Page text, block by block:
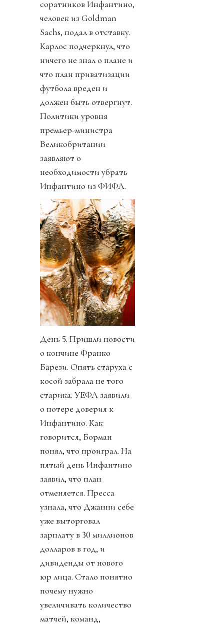
соратников Инфантино,
человек из Goldman
Sachs, подал в отставку.
Карлос подчеркнул, что
ничего не знал о плане и
что план приватизации
футбола вреден и
должен быть отвергнут.
Политики уровня
премьер-министра
Великобритании
заявляют о
необходимости убрать
Инфантино из ФИФА.
День 5. Пришли новости
о кончине Франко
Барези. Опять старуха с
косой забрала не того
старика. УЕФА заявили
о потере доверия к
Инфантино. Как
говорится, Борман
понял, что проиграл. На
пятый день Инфантино
заявил, что план
отменяется. Пресса
узнала, что Джанни себе
уже выторговал
зарплату в 30 миллионов
долларов в год, и
дивиденды от нового
юр лица. Стало понятно
почему нужно
увеличивать количество
матчей, команд,